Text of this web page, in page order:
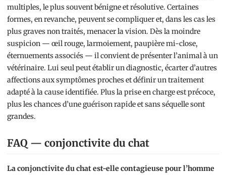
multiples, le plus souvent bénigne et résolutive. Certaines
formes, en revanche, peuvent se compliquer et, dans les cas les
plus graves non traités, menacer la vision. Dès la moindre
suspicion — œil rouge, larmoiement, paupière mi-close,
éternuements associés — il convient de présenter l’animal à un
vétérinaire. Lui seul peut établir un diagnostic, écarter d’autres
affections aux symptômes proches et définir un traitement
adapté à la cause identifiée. Plus la prise en charge est précoce,
plus les chances d’une guérison rapide et sans séquelle sont
grandes.
FAQ — conjonctivite du chat
La conjonctivite du chat est-elle contagieuse pour l’homme